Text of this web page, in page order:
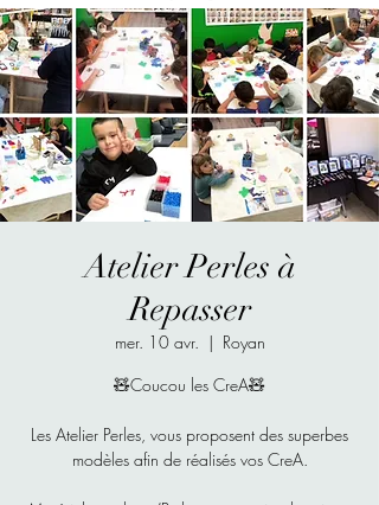
Atelier Perles à
Repasser
mer. 10 avr.
  |
Royan
🧸Coucou les CreA🧸
Les Atelier Perles, vous proposent des superbes
modèles afin de réalisés vos CreA.